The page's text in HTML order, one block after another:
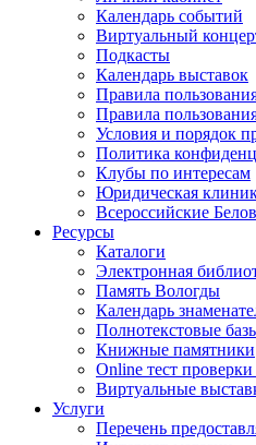
Календарь событий
Виртуальный
Подкасты
Календарь выставок
Правила
Правила
Условия и порядок
Политика
Клубы по интересам
Юридическая
Всероссийские
Ресурсы
Каталоги
Электронная
Память Вологды
Календарь
Полнотекстовые
Книжные памятники
Online тест
Виртуальные
Услуги
Перечень